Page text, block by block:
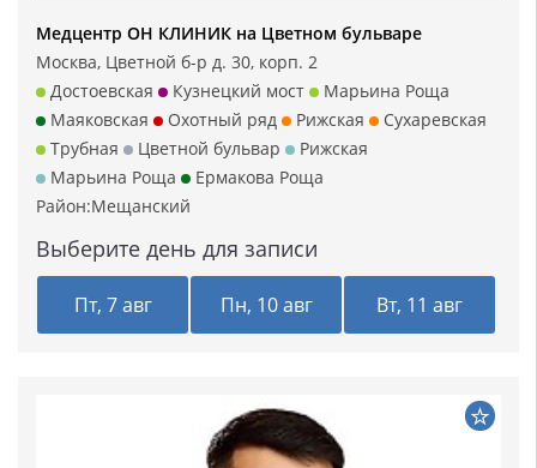
Медцентр ОН КЛИНИК на Цветном бульваре
Москва, Цветной б-р д. 30, корп. 2
Достоевская
Кузнецкий мост
Марьина Роща
Маяковская
Охотный ряд Рижская
Сухаревская
Трубная
Цветной бульвар
Рижская
Марьина Роща
Ермакова Роща
Район:Мещанский
Выберите день для записи
Пт, 7 авг Пн, 10 авг Вт, 11 авг